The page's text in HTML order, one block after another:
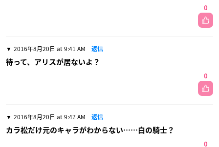
0
2016年8月20日 at 9:41 AM 返信
待って、アリスが居ないよ？
0
2016年8月20日 at 9:47 AM 返信
カラ松だけ元のキャラがわからない……白の騎士？
0